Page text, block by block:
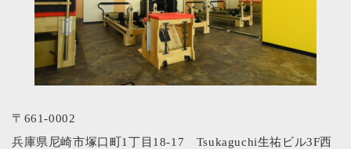
〒661-0002
兵庫県尼崎市塚口町1丁目18-17 Tsukaguchi生祐ビル3F西